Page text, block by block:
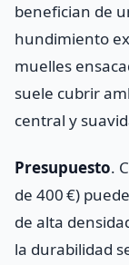
benefician de
hundimiento
muelles
suele cubrir
central y
Presupuesto.
de 400 €)
de alta
la durabilidad